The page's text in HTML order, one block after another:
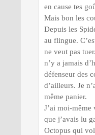
en cause tes
Mais bon les
Depuis les
au flingue.
ne veut pas
n’y a jamais
défenseur des
d’ailleurs. Je
même panier.
J’ai moi-même
que j’avais lu
Octopus qui